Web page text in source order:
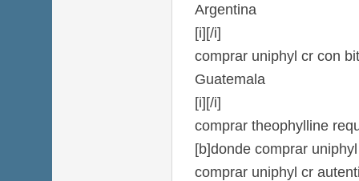
Argentina
[i][/i]
comprar uniphyl cr con
Guatemala
[i][/i]
comprar theophylline
[b]donde comprar
comprar uniphyl cr